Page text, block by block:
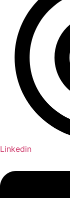
Linkedin